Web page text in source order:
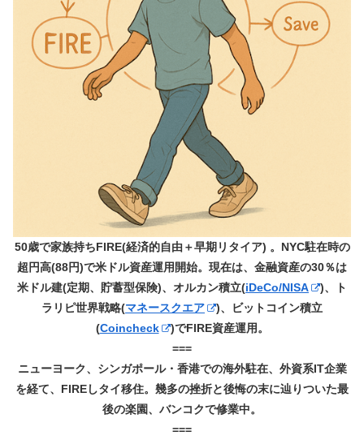
50歳で家族持ちFIRE(経済的自由＋早期リタイア) 。NYC駐在時の
超円高(88円)で米ドル資産運用開始。現在は、金融資産の30％は
米ドル建(定期、貯蓄型保険)、オルカン積立(iDeCo/NISA
)、ト
ラリピ世界戦略(マネースクエア
)、ビットコイン積立
(Coincheck
)でFIRE資産運用。
===
ニューヨーク、シンガポール・香港での海外駐在、外資系IT企業
を経て、FIREしタイ移住。幾多の挫折と後悔の末に辿りついた最
後の楽園、バンコクで修業中。
===